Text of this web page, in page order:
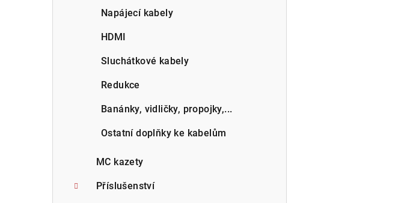
Napájecí kabely
HDMI
Sluchátkové kabely
Redukce
Banánky, vidličky, propojky,...
Ostatní doplňky ke kabelům
MC kazety
Příslušenství